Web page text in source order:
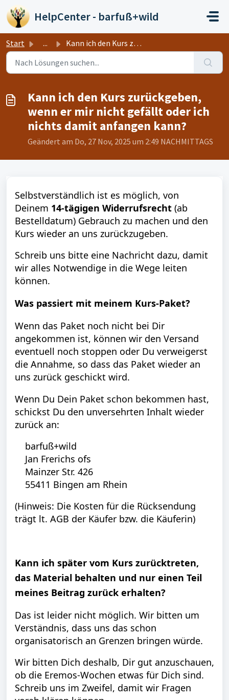
Zum hauptsächlichen Inhalt gehen
HelpCenter - barfuß+wild
Start ... Kann ich den Kurs zurückgeben, wenn er mir nicht gefällt ...
Kann ich den Kurs zurückgeben,
wenn er mir nicht gefällt oder ich
nichts damit anfangen kann?
Geändert am Do, 27 Nov, 2025 um 2:49 NACHMITTAGS
Selbstverständlich ist es möglich, von
Deinem 14-tägigen Widerrufsrecht (ab
Bestelldatum) Gebrauch zu machen und den
Kurs wieder an uns zurückzugeben.
Schreib uns bitte eine Nachricht dazu, damit
wir alles Notwendige in die Wege leiten
können.
Was passiert mit meinem Kurs-Paket?
Wenn das Paket noch nicht bei Dir
angekommen ist, können wir den Versand
eventuell noch stoppen oder Du verweigerst
die Annahme, so dass das Paket wieder an
uns zurück geschickt wird.
Wenn Du Dein Paket schon bekommen hast,
schickst Du den unversehrten Inhalt wieder
zurück an:
barfuß+wild
Jan Frerichs ofs
Mainzer Str. 426
55411 Bingen am Rhein
(Hinweis: Die Kosten für die Rücksendung
trägt lt. AGB der Käufer bzw. die Käuferin)
Kann ich später vom Kurs zurücktreten,
das Material behalten und nur einen Teil
meines Beitrag zurück erhalten?
Das ist leider nicht möglich. Wir bitten um
Verständnis, dass uns das schon
organisatorisch an Grenzen bringen würde.
Wir bitten Dich deshalb, Dir gut anzuschauen,
ob die Eremos-Wochen etwas für Dich sind.
Schreib uns im Zweifel, damit wir Fragen